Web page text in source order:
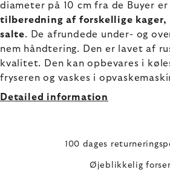
diameter på 10 cm fra de Buyer er
tilberedning af forskellige kager,
salte. De afrundede under- og
nem håndtering. Den er lavet af
kvalitet. Den kan opbevares i
fryseren og vaskes i
Detailed information
100 dages
Øjeblikkelig